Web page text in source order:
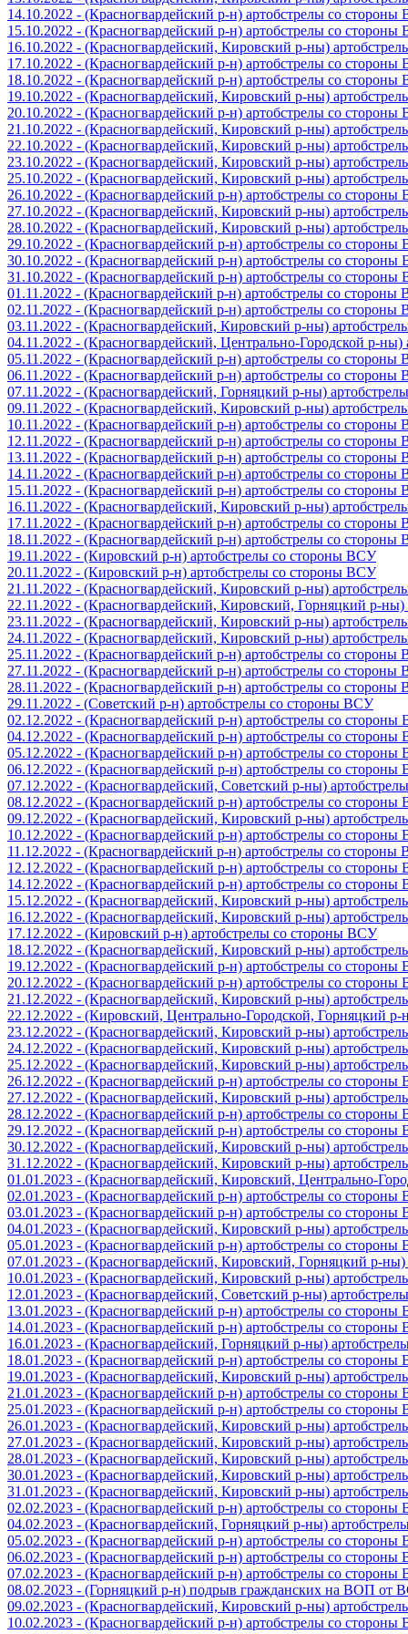
14.10.2022 - (Красногвардейский р-н) артобстрелы со
15.10.2022 - (Красногвардейский р-н) артобстрелы со
16.10.2022 - (Красногвардейский, Кировский р-ны)
17.10.2022 - (Красногвардейский р-н) артобстрелы со
18.10.2022 - (Красногвардейский р-н) артобстрелы со
19.10.2022 - (Красногвардейский, Кировский р-ны)
20.10.2022 - (Красногвардейский р-н) артобстрелы со
21.10.2022 - (Красногвардейский, Кировский р-ны)
22.10.2022 - (Красногвардейский, Кировский р-ны)
23.10.2022 - (Красногвардейский, Кировский р-ны)
25.10.2022 - (Красногвардейский, Кировский р-ны)
26.10.2022 - (Красногвардейский р-н) артобстрелы со
27.10.2022 - (Красногвардейский, Кировский р-ны)
28.10.2022 - (Красногвардейский, Кировский р-ны)
29.10.2022 - (Красногвардейский р-н) артобстрелы со
30.10.2022 - (Красногвардейский р-н) артобстрелы со
31.10.2022 - (Красногвардейский р-н) артобстрелы со
01.11.2022 - (Красногвардейский р-н) артобстрелы со стороны
02.11.2022 - (Красногвардейский р-н) артобстрелы со стороны
03.11.2022 - (Красногвардейский, Кировский р-ны)
04.11.2022 - (Красногвардейский, Центрально-Городской р-
05.11.2022 - (Красногвардейский р-н) артобстрелы со стороны
06.11.2022 - (Красногвардейский р-н) артобстрелы со стороны
07.11.2022 - (Красногвардейский, Горняцкий р-ны)
09.11.2022 - (Красногвардейский, Кировский р-ны)
10.11.2022 - (Красногвардейский р-н) артобстрелы со стороны
12.11.2022 - (Красногвардейский р-н) артобстрелы со стороны
13.11.2022 - (Красногвардейский р-н) артобстрелы со стороны
14.11.2022 - (Красногвардейский р-н) артобстрелы со стороны
15.11.2022 - (Красногвардейский р-н) артобстрелы со стороны
16.11.2022 - (Красногвардейский, Кировский р-ны)
17.11.2022 - (Красногвардейский р-н) артобстрелы со стороны
18.11.2022 - (Красногвардейский р-н) артобстрелы со стороны
19.11.2022 - (Кировский р-н) артобстрелы со стороны ВСУ
20.11.2022 - (Кировский р-н) артобстрелы со стороны ВСУ
21.11.2022 - (Красногвардейский, Кировский р-ны)
22.11.2022 - (Красногвардейский, Кировский, Горняцкий р-
23.11.2022 - (Красногвардейский, Кировский р-ны)
24.11.2022 - (Красногвардейский, Кировский р-ны)
25.11.2022 - (Красногвардейский р-н) артобстрелы со стороны
27.11.2022 - (Красногвардейский р-н) артобстрелы со стороны
28.11.2022 - (Красногвардейский р-н) артобстрелы со стороны
29.11.2022 - (Советский р-н) артобстрелы со стороны ВСУ
02.12.2022 - (Красногвардейский р-н) артобстрелы со
04.12.2022 - (Красногвардейский р-н) артобстрелы со
05.12.2022 - (Красногвардейский р-н) артобстрелы со
06.12.2022 - (Красногвардейский р-н) артобстрелы со
07.12.2022 - (Красногвардейский, Советский р-ны)
08.12.2022 - (Красногвардейский р-н) артобстрелы со
09.12.2022 - (Красногвардейский, Кировский р-ны)
10.12.2022 - (Красногвардейский р-н) артобстрелы со
11.12.2022 - (Красногвардейский р-н) артобстрелы со стороны
12.12.2022 - (Красногвардейский р-н) артобстрелы со
14.12.2022 - (Красногвардейский р-н) артобстрелы со
15.12.2022 - (Красногвардейский, Кировский р-ны)
16.12.2022 - (Красногвардейский, Кировский р-ны)
17.12.2022 - (Кировский р-н) артобстрелы со стороны ВСУ
18.12.2022 - (Красногвардейский, Кировский р-ны)
19.12.2022 - (Красногвардейский р-н) артобстрелы со
20.12.2022 - (Красногвардейский р-н) артобстрелы со
21.12.2022 - (Красногвардейский, Кировский р-ны)
22.12.2022 - (Кировский, Центрально-Городской, Горняцкий
23.12.2022 - (Красногвардейский, Кировский р-ны)
24.12.2022 - (Красногвардейский, Кировский р-ны)
25.12.2022 - (Красногвардейский, Кировский р-ны)
26.12.2022 - (Красногвардейский р-н) артобстрелы со
27.12.2022 - (Красногвардейский, Кировский р-ны)
28.12.2022 - (Красногвардейский р-н) артобстрелы со
29.12.2022 - (Красногвардейский р-н) артобстрелы со
30.12.2022 - (Красногвардейский, Кировский р-ны)
31.12.2022 - (Красногвардейский, Кировский р-ны)
01.01.2023 - (Красногвардейский, Кировский, Центрально-
02.01.2023 - (Красногвардейский р-н) артобстрелы со
03.01.2023 - (Красногвардейский р-н) артобстрелы со
04.01.2023 - (Красногвардейский, Кировский р-ны)
05.01.2023 - (Красногвардейский р-н) артобстрелы со
07.01.2023 - (Красногвардейский, Кировский, Горняцкий р-
10.01.2023 - (Красногвардейский, Кировский р-ны)
12.01.2023 - (Красногвардейский, Советский р-ны)
13.01.2023 - (Красногвардейский р-н) артобстрелы со
14.01.2023 - (Красногвардейский р-н) артобстрелы со
16.01.2023 - (Красногвардейский, Горняцкий р-ны)
18.01.2023 - (Красногвардейский р-н) артобстрелы со
19.01.2023 - (Красногвардейский, Кировский р-ны)
21.01.2023 - (Красногвардейский р-н) артобстрелы со
25.01.2023 - (Красногвардейский р-н) артобстрелы со
26.01.2023 - (Красногвардейский, Кировский р-ны)
27.01.2023 - (Красногвардейский, Кировский р-ны)
28.01.2023 - (Красногвардейский, Кировский р-ны)
30.01.2023 - (Красногвардейский, Кировский р-ны)
31.01.2023 - (Красногвардейский, Кировский р-ны)
02.02.2023 - (Красногвардейский р-н) артобстрелы со
04.02.2023 - (Красногвардейский, Горняцкий р-ны)
05.02.2023 - (Красногвардейский р-н) артобстрелы со
06.02.2023 - (Красногвардейский р-н) артобстрелы со
07.02.2023 - (Красногвардейский р-н) артобстрелы со
08.02.2023 - (Горняцкий р-н) подрыв гражданских на ВОП от
09.02.2023 - (Красногвардейский, Кировский р-ны)
10.02.2023 - (Красногвардейский р-н) артобстрелы со